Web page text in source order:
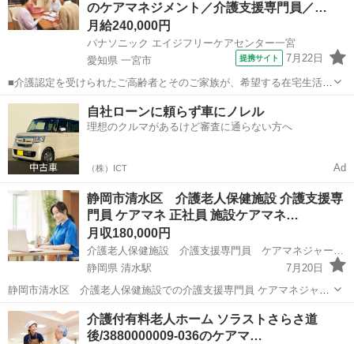
す。 きめ細かい対応で”頼れるケ...のケアマネジメント／介護支援専門員／…
月給240,000円
パナソニック エイジフリーケアセンター一宮
愛知県 一宮市
提携サイト 7月22日
■介護認定を受けられたご高齢者とそのご家族が、希望する在宅生活が
できるよう相談援助業務にて支援を行います。 【介護保険制度に基づ
いたケアマネジャー業務全般】 アセスメント・ケアプラン作成・サー
ビス調整・給付管理などの一連の業...
愛知 一宮市 ケアマネージャー
自社ローンに頼らず車にノレル
理想のクルマがあるけど審査に通らない方へ
（株）ICT Ad
静岡市清水区 介護老人保健施設 介護支援専
門員 ケアマネ 正社員 施設ケアマネ…
月収180,000円
介護老人保健施設 介護支援専門員 ケアマネジャー ／ 株式会社Going
静岡県 清水駅
7月20日
静岡市清水区 介護老人保健施設での介護支援専門員 ケアマネジャー
を募集しております。 ◆仕事内容◆ 介護老人施設内のケアマネージャ
ー業務。 入所者様の日常生活の把握（モニタリング） 入所者様のケア
マネ業務（ケアプ...
静岡 静岡市 清水駅 ケアマネージャー 業務
介護付有料老人ホーム ソラストさらさ道
後/3880000009-036のケアマ…